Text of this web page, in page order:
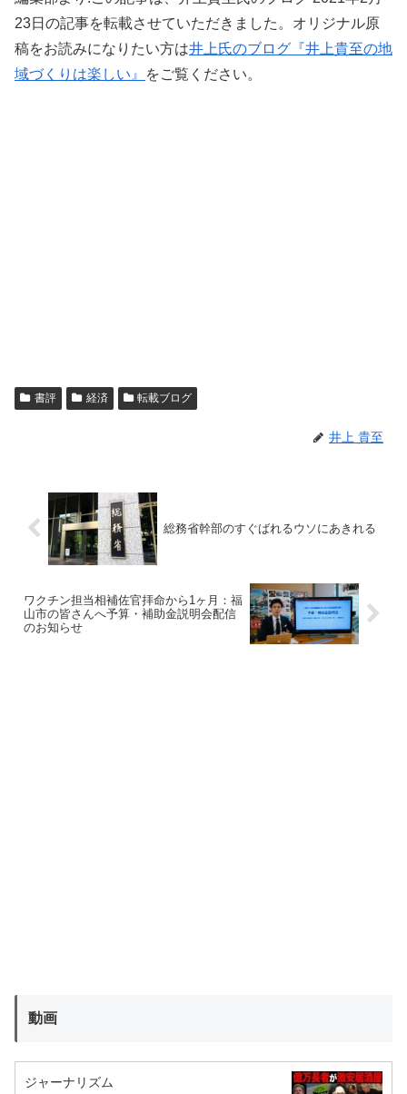
23日の記事を転載させていただきました。オリジナル原
稿をお読みになりたい方は井上氏のブログ『井上貴至の地
域づくりは楽しい』
をご覧ください。
書評 経済 転載ブログ
井上 貴至
総務省幹部のすぐばれるウソにあきれる
ワクチン担当相補佐官拝命から1ヶ月：福
山市の皆さんへ予算・補助金説明会配信
のお知らせ
動画
ジャーナリズム